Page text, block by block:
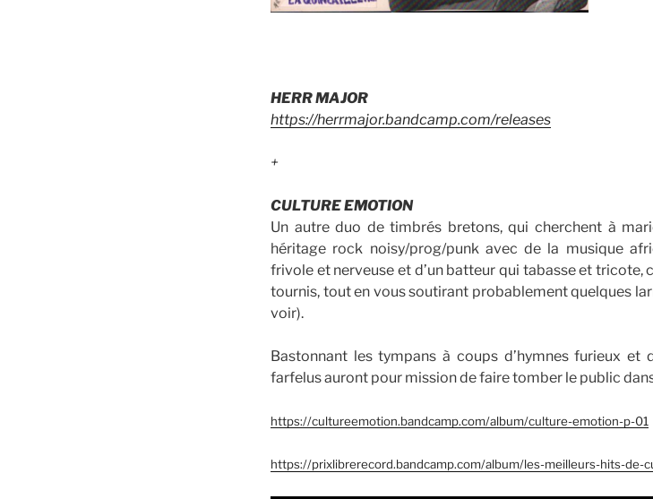
HERR MAJOR
https://herrmajor.bandcamp.com/releases
+
CULTURE EMOTION
Un autre duo de timbrés bretons, qui cherchent à
héritage rock noisy/prog/punk avec de la musique
frivole et nerveuse et d’un batteur qui tabasse et tricote,
tournis, tout en vous soutirant probablement quelques
voir).
Bastonnant les tympans à coups d’hymnes furieux et
farfelus auront pour mission de faire tomber le public
https://cultureemotion.bandcamp.com/album/culture-emotion-p-01
https://prixlibrerecord.bandcamp.com/album/les-meilleurs-hits-de-